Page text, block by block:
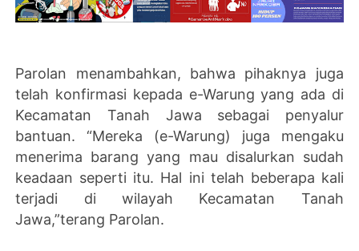
Parolan menambahkan, bahwa pihaknya juga
telah konfirmasi kepada e-Warung yang ada di
Kecamatan Tanah Jawa sebagai penyalur
bantuan. “Mereka (e-Warung) juga mengaku
menerima barang yang mau disalurkan sudah
keadaan seperti itu. Hal ini telah beberapa kali
terjadi di wilayah Kecamatan Tanah
Jawa,”terang Parolan.